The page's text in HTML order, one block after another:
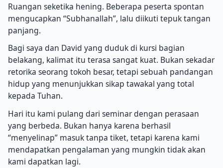
Ruangan seketika hening. Beberapa peserta spontan
mengucapkan “Subhanallah”, lalu diikuti tepuk tangan
panjang.
Bagi saya dan David yang duduk di kursi bagian
belakang, kalimat itu terasa sangat kuat. Bukan sekadar
retorika seorang tokoh besar, tetapi sebuah pandangan
hidup yang menunjukkan sikap tawakal yang total
kepada Tuhan.
Hari itu kami pulang dari seminar dengan perasaan
yang berbeda. Bukan hanya karena berhasil
“menyelinap” masuk tanpa tiket, tetapi karena kami
mendapatkan pengalaman yang mungkin tidak akan
kami dapatkan lagi.